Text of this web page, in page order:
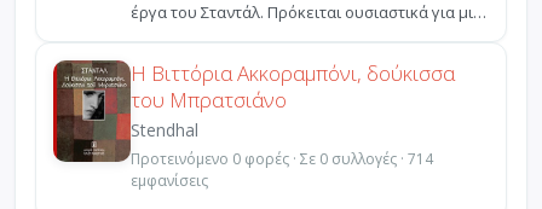
έργα του Σταντάλ. Πρόκειται ουσιαστικά για μια
εξομολό...
Η Βιττόρια Ακκοραμπόνι, δούκισσα
του Μπρατσιάνο
Stendhal
Προτεινόμενο 0 φορές · Σε 0 συλλογές · 714
εμφανίσεις